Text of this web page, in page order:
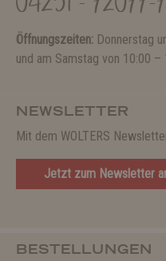
Öffnungszeiten: Donnerstag
und am Samstag von 10:00 –
NEWSLETTER
Mit dem WOLTERS
Jetzt zum Newsletter
BESTELLUNGEN